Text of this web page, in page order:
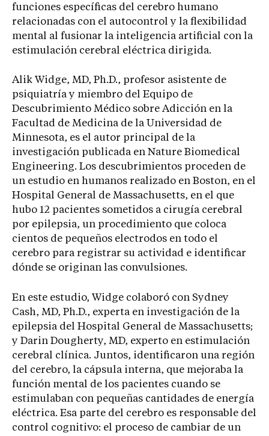
funciones específicas del cerebro humano
relacionadas con el autocontrol y la flexibilidad
mental al fusionar la inteligencia artificial con la
estimulación cerebral eléctrica dirigida.
Alik Widge, MD, Ph.D., profesor asistente de
psiquiatría y miembro del Equipo de
Descubrimiento Médico sobre Adicción en la
Facultad de Medicina de la Universidad de
Minnesota, es el autor principal de la
investigación publicada en Nature Biomedical
Engineering. Los descubrimientos proceden de
un estudio en humanos realizado en Boston, en el
Hospital General de Massachusetts, en el que
hubo 12 pacientes sometidos a cirugía cerebral
por epilepsia, un procedimiento que coloca
cientos de pequeños electrodos en todo el
cerebro para registrar su actividad e identificar
dónde se originan las convulsiones.
En este estudio, Widge colaboró ​​con Sydney
Cash, MD, Ph.D., experta en investigación de la
epilepsia del Hospital General de Massachusetts;
y Darin Dougherty, MD, experto en estimulación
cerebral clínica. Juntos, identificaron una región
del cerebro, la cápsula interna, que mejoraba la
función mental de los pacientes cuando se
estimulaban con pequeñas cantidades de energía
eléctrica. Esa parte del cerebro es responsable del
control cognitivo: el proceso de cambiar de un